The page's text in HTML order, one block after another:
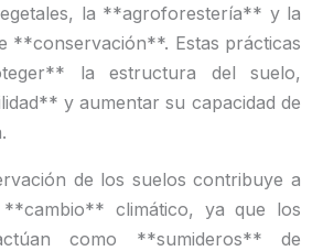
la **agroforestería** y la
**conservación**. Estas prácticas
la estructura del suelo,
y aumentar su capacidad de
de los suelos contribuye a
**cambio** climático, ya que los
como **sumideros** de